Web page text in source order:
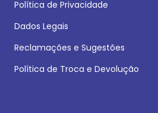
Política de Privacidade
Dados Legais
Reclamações e Sugestões
Política de Troca e Devolução